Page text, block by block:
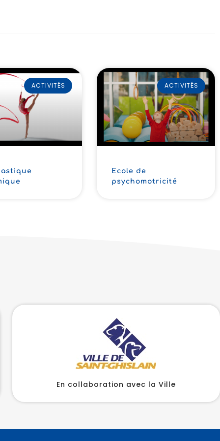
ACTIVITÉS ACTIVITÉS
Ecole de
psychomotricité
En collaboration avec la Ville